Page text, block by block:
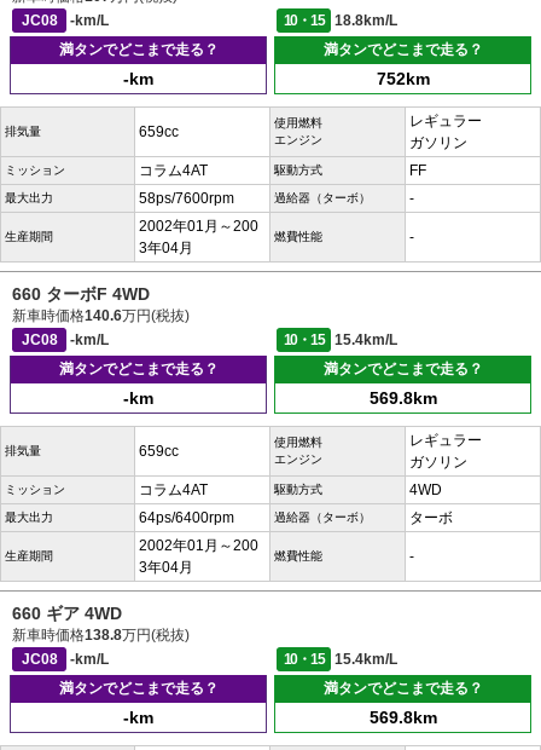
JC08
-km/L 10・15
18.8km/L
満タンでどこまで走る？
-km
満タンでどこまで走る？
752km
排気量 659cc
使用燃料
エンジン
レギュラー
ガソリン
ミッション コラム4AT 駆動方式 FF
最大出力 58ps/7600rpm 過給器（ターボ） -
生産期間
2002年01月～200
3年04月
燃費性能 -
660 ターボF 4WD
新車時価格140.6万円(税抜)
JC08
-km/L 10・15
15.4km/L
満タンでどこまで走る？
-km
満タンでどこまで走る？
569.8km
排気量 659cc
使用燃料
エンジン
レギュラー
ガソリン
ミッション コラム4AT 駆動方式 4WD
最大出力 64ps/6400rpm 過給器（ターボ） ターボ
生産期間
2002年01月～200
3年04月
燃費性能 -
660 ギア 4WD
新車時価格138.8万円(税抜)
JC08
-km/L 10・15
15.4km/L
満タンでどこまで走る？
-km
満タンでどこまで走る？
569.8km